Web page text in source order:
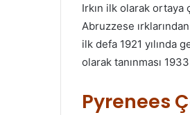
Irkın ilk olarak ortaya
Abruzzese
ilk defa 1921 yılında
olarak tanınması
Pyrenees